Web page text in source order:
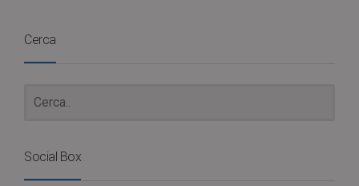
Cerca
Social Box